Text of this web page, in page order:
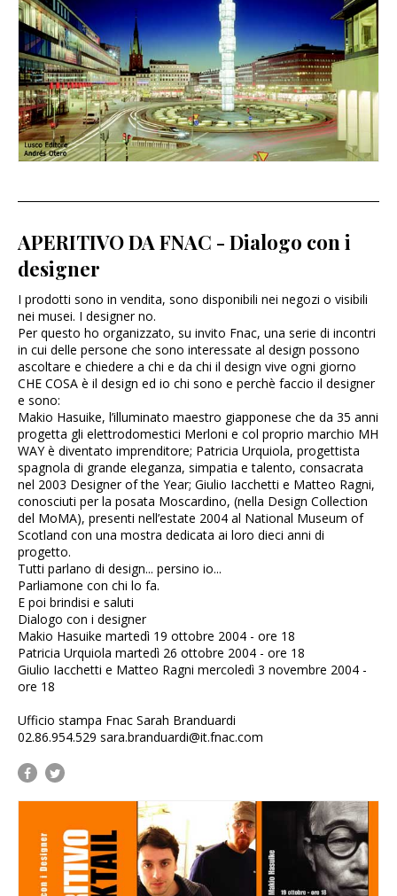
APERITIVO DA FNAC - Dialogo con i
designer
I prodotti sono in vendita, sono disponibili nei negozi o visibili
nei musei. I designer no.
Per questo ho organizzato, su invito Fnac, una serie di incontri
in cui delle persone che sono interessate al design possono
ascoltare e chiedere a chi e da chi il design vive ogni giorno
CHE COSA è il design ed io chi sono e perchè faccio il designer
e sono:
Makio Hasuike, l’illuminato maestro giapponese che da 35 anni
progetta gli elettrodomestici Merloni e col proprio marchio MH
WAY è diventato imprenditore; Patricia Urquiola, progettista
spagnola di grande eleganza, simpatia e talento, consacrata
nel 2003 Designer of the Year; Giulio Iacchetti e Matteo Ragni,
conosciuti per la posata Moscardino, (nella Design Collection
del MoMA), presenti nell’estate 2004 al National Museum of
Scotland con una mostra dedicata ai loro dieci anni di
progetto.
Tutti parlano di design... persino io...
Parliamone con chi lo fa.
E poi brindisi e saluti
Dialogo con i designer
Makio Hasuike martedì 19 ottobre 2004 - ore 18
Patricia Urquiola martedì 26 ottobre 2004 - ore 18
Giulio Iacchetti e Matteo Ragni mercoledì 3 novembre 2004 -
ore 18
Ufficio stampa Fnac Sarah Branduardi
02.86.954.529 sara.branduardi@it.fnac.com